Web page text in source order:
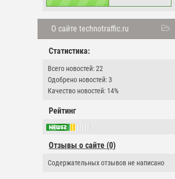
О сайте technotraffic.ru
Статистика:
Всего новостей: 22
Одобрено новостей: 3
Качество новостей: 14%
Рейтинг
Отзывы о сайте (0)
Содержательных отзывов не написано